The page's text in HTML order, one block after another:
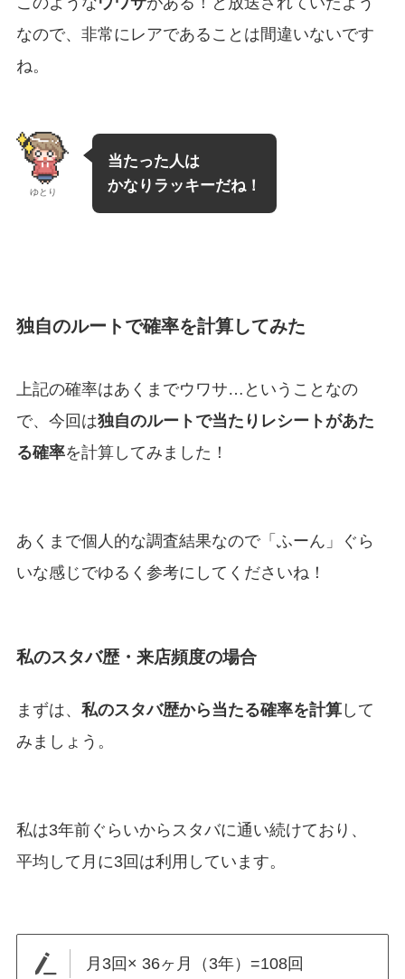
なので、非常にレアであることは間違いないです
ね。
ゆとり
当たった人は
かなりラッキーだね！
独自のルートで確率を計算してみた
上記の確率はあくまでウワサ…ということなの
で、今回は独自のルートで当たりレシートがあた
る確率を計算してみました！
あくまで個人的な調査結果なので「ふーん」ぐら
いな感じでゆるく参考にしてくださいね！
私のスタバ歴・来店頻度の場合
まずは、 私のスタバ歴から当たる確率を計算して
みましょう。
私は3年前ぐらいからスタバに通い続けており、
平均して月に3回は利用しています。
月3回× 36ヶ月（3年）=108回